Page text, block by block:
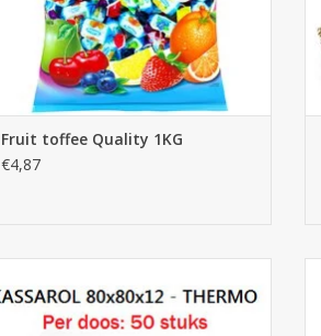
Fruit toffee Quality 1KG
€4,87
kopen, 75m x 50 stuks
TOEVOEGEN AAN WINKELWAGEN